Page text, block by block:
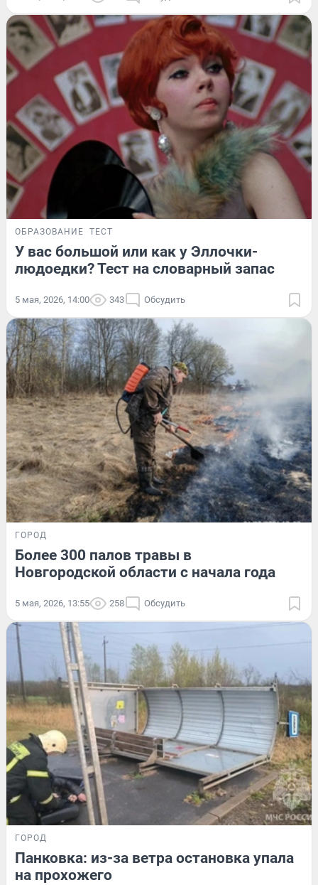
ОБРАЗОВАНИЕ ТЕСТ
У вас большой или как у Эллочки-
людоедки? Тест на словарный запас
5 мая, 2026, 14:00 343 Обсудить
ГОРОД
Более 300 палов травы в
Новгородской области с начала года
5 мая, 2026, 13:55 258 Обсудить
ГОРОД
Панковка: из-за ветра остановка упала
на прохожего